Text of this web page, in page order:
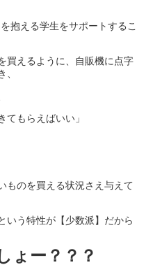
抱える学生をサポートするこ
買えるように、自販機に点字
、
てもらえばいい」
ものを買える状況さえ与えて
いう特性が【少数派】だから
ょー？？？